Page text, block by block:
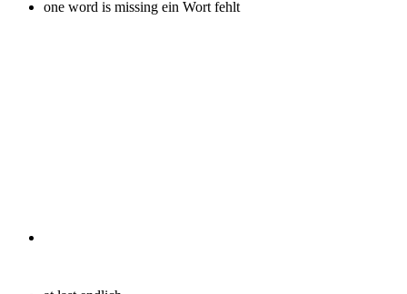
one word is missing ein Wort fehlt